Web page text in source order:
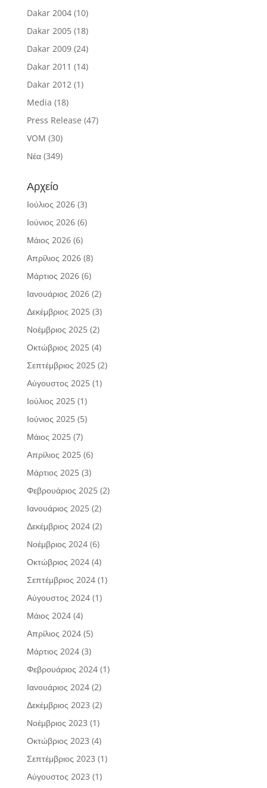
Dakar 2004(10)
Dakar 2005(18)
Dakar 2009(24)
Dakar 2011 (14)
Dakar 2012(1)
Media (18)
Press Release (47)
VOM (30)
Νέα(349)
Αρχείο
Ιούλιος 2026(3)
Ιούνιος 2026(6)
Μάιος 2026(6)
Απρίλιος 2026(8)
Μάρτιος 2026(6)
Ιανουάριος 2026(2)
Δεκέμβριος 2025(3)
Νοέμβριος 2025(2)
Οκτώβριος 2025(4)
Σεπτέμβριος 2025(2)
Αύγουστος 2025(1)
Ιούλιος 2025(1)
Ιούνιος 2025(5)
Μάιος 2025(7)
Απρίλιος 2025(6)
Μάρτιος 2025(3)
Φεβρουάριος 2025(2)
Ιανουάριος 2025(2)
Δεκέμβριος 2024(2)
Νοέμβριος 2024(6)
Οκτώβριος 2024(4)
Σεπτέμβριος 2024(1)
Αύγουστος 2024(1)
Μάιος 2024(4)
Απρίλιος 2024(5)
Μάρτιος 2024(3)
Φεβρουάριος 2024(1)
Ιανουάριος 2024(2)
Δεκέμβριος 2023 (2)
Νοέμβριος 2023 (1)
Οκτώβριος 2023 (4)
Σεπτέμβριος 2023 (1)
Αύγουστος 2023 (1)